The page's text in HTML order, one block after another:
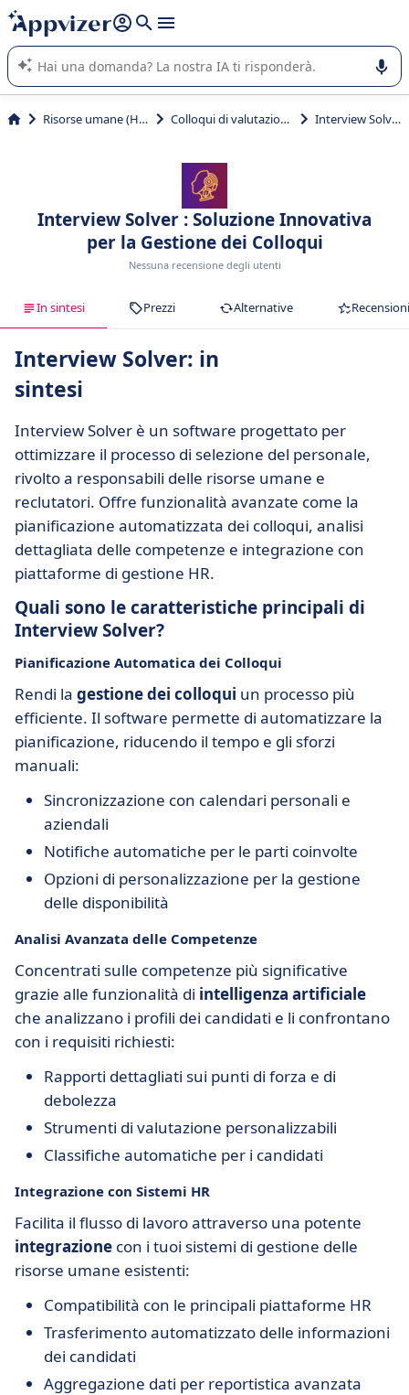
righe con
shift + enter
L'IA di Appvizer vi guida nell'utilizzo o nella scelta di un
software SaaS per la vostra azienda.
Risorse umane (HR) Colloqui di valutazione Interview Solver
Interview Solver : Soluzione Innovativa
per la Gestione dei Colloqui
Nessuna recensione degli utenti
In sintesi Prezzi Alternative Recensioni
Interview Solver: in
sintesi
Interview Solver è un software progettato per
ottimizzare il processo di selezione del personale,
rivolto a responsabili delle risorse umane e
reclutatori. Offre funzionalità avanzate come la
pianificazione automatizzata dei colloqui, analisi
dettagliata delle competenze e integrazione con
piattaforme di gestione HR.
Quali sono le caratteristiche principali di
Interview Solver?
Pianificazione Automatica dei Colloqui
Rendi la gestione dei colloqui un processo più
efficiente. Il software permette di automatizzare la
pianificazione, riducendo il tempo e gli sforzi
manuali:
Sincronizzazione con calendari personali e
aziendali
Notifiche automatiche per le parti coinvolte
Opzioni di personalizzazione per la gestione
delle disponibilità
Analisi Avanzata delle Competenze
Concentrati sulle competenze più significative
grazie alle funzionalità di intelligenza artificiale
che analizzano i profili dei candidati e li confrontano
con i requisiti richiesti:
Rapporti dettagliati sui punti di forza e di
debolezza
Strumenti di valutazione personalizzabili
Classifiche automatiche per i candidati
Integrazione con Sistemi HR
Facilita il flusso di lavoro attraverso una potente
integrazione con i tuoi sistemi di gestione delle
risorse umane esistenti:
Compatibilità con le principali piattaforme HR
Trasferimento automatizzato delle informazioni
dei candidati
Aggregazione dati per reportistica avanzata